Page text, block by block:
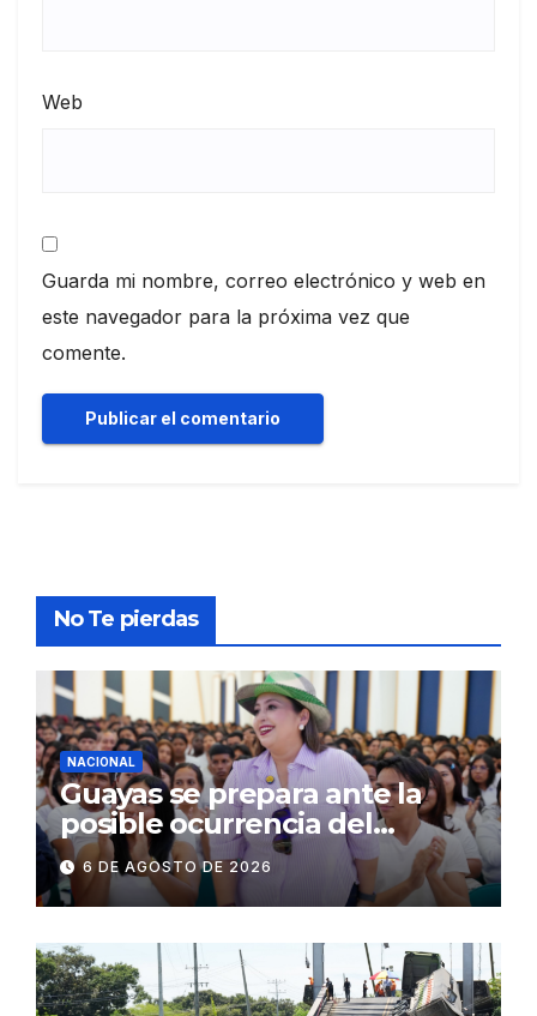
Web
Guarda mi nombre, correo electrónico y web en
este navegador para la próxima vez que
comente.
No Te pierdas
NACIONAL
Guayas se prepara ante la
posible ocurrencia del
fenómeno de El Niño:
Gobierno Nacional capacita a
2.500 jóvenes
6 DE AGOSTO DE 2026